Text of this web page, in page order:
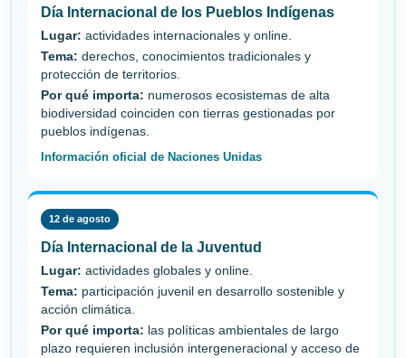
Día Internacional de los Pueblos Indígenas
Lugar: actividades internacionales y online.
Tema: derechos, conocimientos tradicionales y
protección de territorios.
Por qué importa: numerosos ecosistemas de alta
biodiversidad coinciden con tierras gestionadas por
pueblos indígenas.
Información oficial de Naciones Unidas
12 de agosto
Día Internacional de la Juventud
Lugar: actividades globales y online.
Tema: participación juvenil en desarrollo sostenible y
acción climática.
Por qué importa: las políticas ambientales de largo
plazo requieren inclusión intergeneracional y acceso de